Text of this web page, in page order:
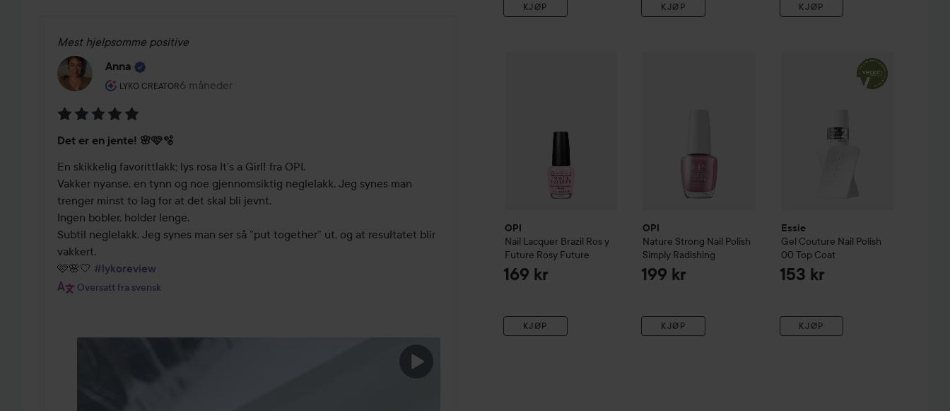
Mest hjelpsomme positive
Anna
LYKO CREATOR
Brukerens rolle: Lyko Creator.
6 måneder
Innlegget ble opprettet 6 måneder
5
av
5
Det er en jente! 🌸🩷🫧
En skikkelig favorittlakk; lys rosa It’s a Girl! fra OPI.
Vakker nyanse, en tynn og noe gjennomsiktig neglelakk. Jeg synes man
trenger minst to lag for at det skal bli jevnt.
Ingen bobler, holder lenge.
Subtil neglelakk. Jeg synes man ser så ”put together” ut, og at resultatet blir
vakkert.
🩷🌸🤍 #lykoreview
Oversatt fra svensk
KJØP KJØP KJØP
OPI
Nail Lacquer Brazil Ros y
Future Rosy Future
169 kr
KJØP
OPI
Nature Strong Nail Polish
Simply Radishing
199 kr
KJØP
Simply Radishing199 kr
Essie
Gel Couture Nail Polish
00 Top Coat
153 kr
KJØP
Gel CoutureNail Polish